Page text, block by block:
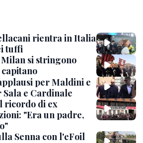
rientra in Italia
tuffi
si stringono
per Maldini e
e Cardinale
ricordo di ex
"Era un padre,
Senna con l'eFoil